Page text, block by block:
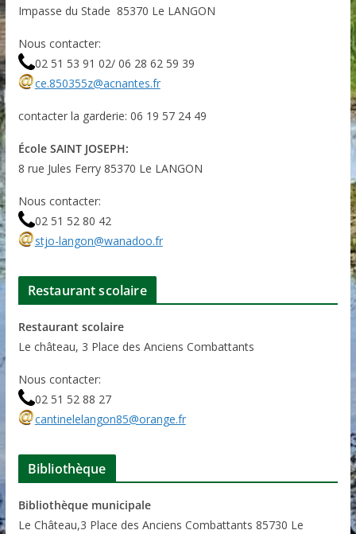
Impasse du Stade 85370 Le LANGON
Nous contacter:
02 51 53 91 02/ 06 28 62 59 39
ce.850355z@acnantes.fr
contacter la garderie: 06 19 57 24 49
École SAINT JOSEPH:
8 rue Jules Ferry 85370 Le LANGON
Nous contacter:
02 51 52 80 42
stjo-langon@wanadoo.fr
Restaurant scolaire
Restaurant scolaire
Le château, 3 Place des Anciens Combattants
Nous contacter:
02 51 52 88 27
cantinelelangon85@orange.fr
Bibliothèque
Bibliothèque municipale
Le Château,3 Place des Anciens Combattants 85730 Le